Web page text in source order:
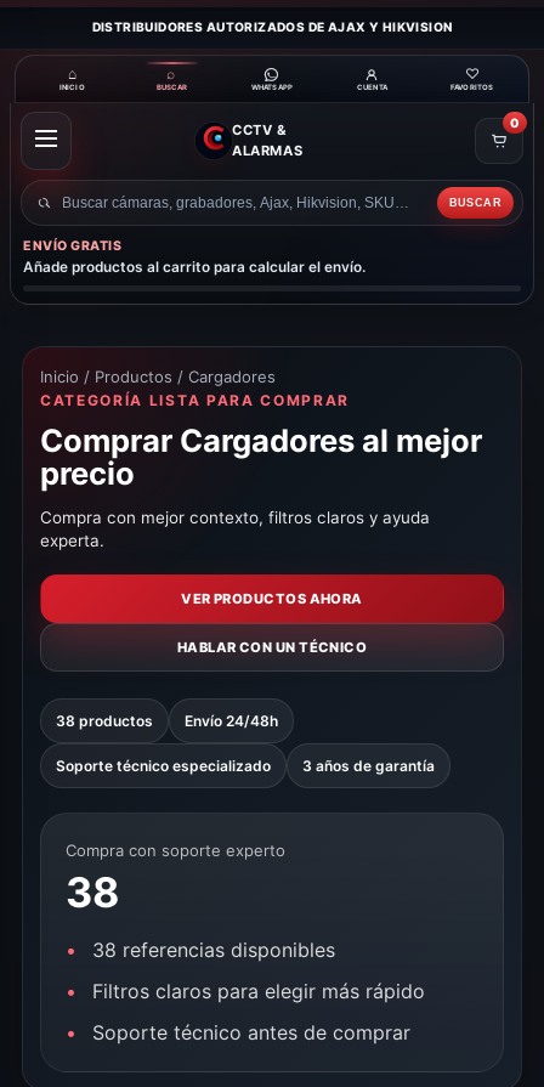
DISTRIBUIDORES AUTORIZADOS DE AJAX Y HIKVISION
⌂
INICIO
⌕
BUSCAR WHATSAPP CUENTA
♡
FAVORITOS
ABRIR
MENÚ
CCTV &
ALARMAS
Buscar
productos
BUSCAR
0
ENVÍO GRATIS
Añade productos al carrito para calcular el envío.
Inicio / Productos / Cargadores
CATEGORÍA LISTA PARA COMPRAR
Comprar Cargadores al mejor
precio
Compra con mejor contexto, filtros claros y ayuda
experta.
VER PRODUCTOS AHORA
HABLAR CON UN TÉCNICO
38 productos Envío 24/48h
Soporte técnico especializado 3 años de garantía
Compra con soporte experto
38
38 referencias disponibles
Filtros claros para elegir más rápido
Soporte técnico antes de comprar